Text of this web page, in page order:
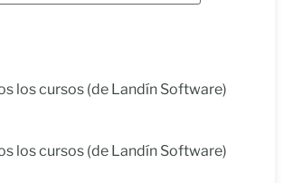
los cursos (de Landín Software)
los cursos (de Landín Software)